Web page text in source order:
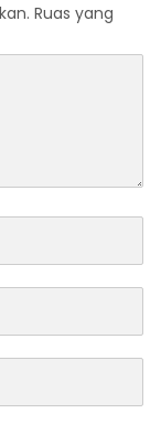
Ruas yang